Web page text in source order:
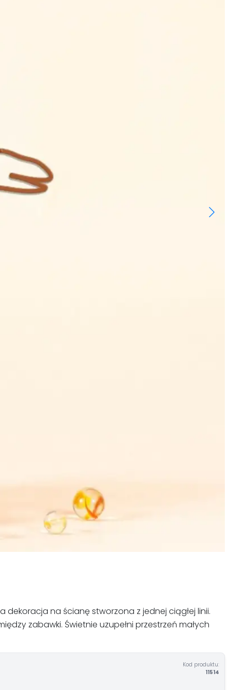
na ścianę stworzona z jednej ciągłej linii.
zabawki. Świetnie uzupełni przestrzeń małych
Kod produktu:
11514